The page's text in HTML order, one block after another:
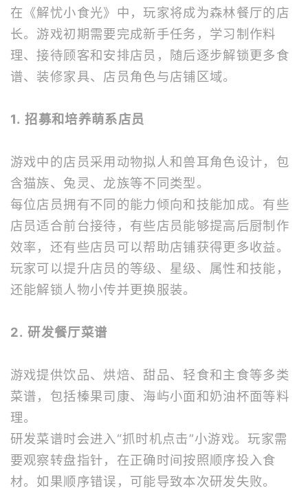
在《解忧小食光》中，玩家将成为森林餐厅的店
长。游戏初期需要完成新手任务，学习制作料
理、接待顾客和安排店员，随后逐步解锁更多食
谱、装修家具、店员角色与店铺区域。
1. 招募和培养萌系店员
游戏中的店员采用动物拟人和兽耳角色设计，包
含猫族、兔灵、龙族等不同类型。
每位店员拥有不同的能力倾向和技能加成。有些
店员适合前台接待，有些店员能够提高后厨制作
效率，还有些店员可以帮助店铺获得更多收益。
玩家可以提升店员的等级、星级、属性和技能，
还能解锁人物小传并更换服装。
2. 研发餐厅菜谱
游戏提供饮品、烘焙、甜品、轻食和主食等多类
菜谱，包括榛果司康、海屿小面和奶油杯面等料
理。
研发菜谱时会进入“抓时机点击”小游戏。玩家需
要观察转盘指针，在正确时间按照顺序投入食
材。如果顺序错误，可能导致本次研发失败。